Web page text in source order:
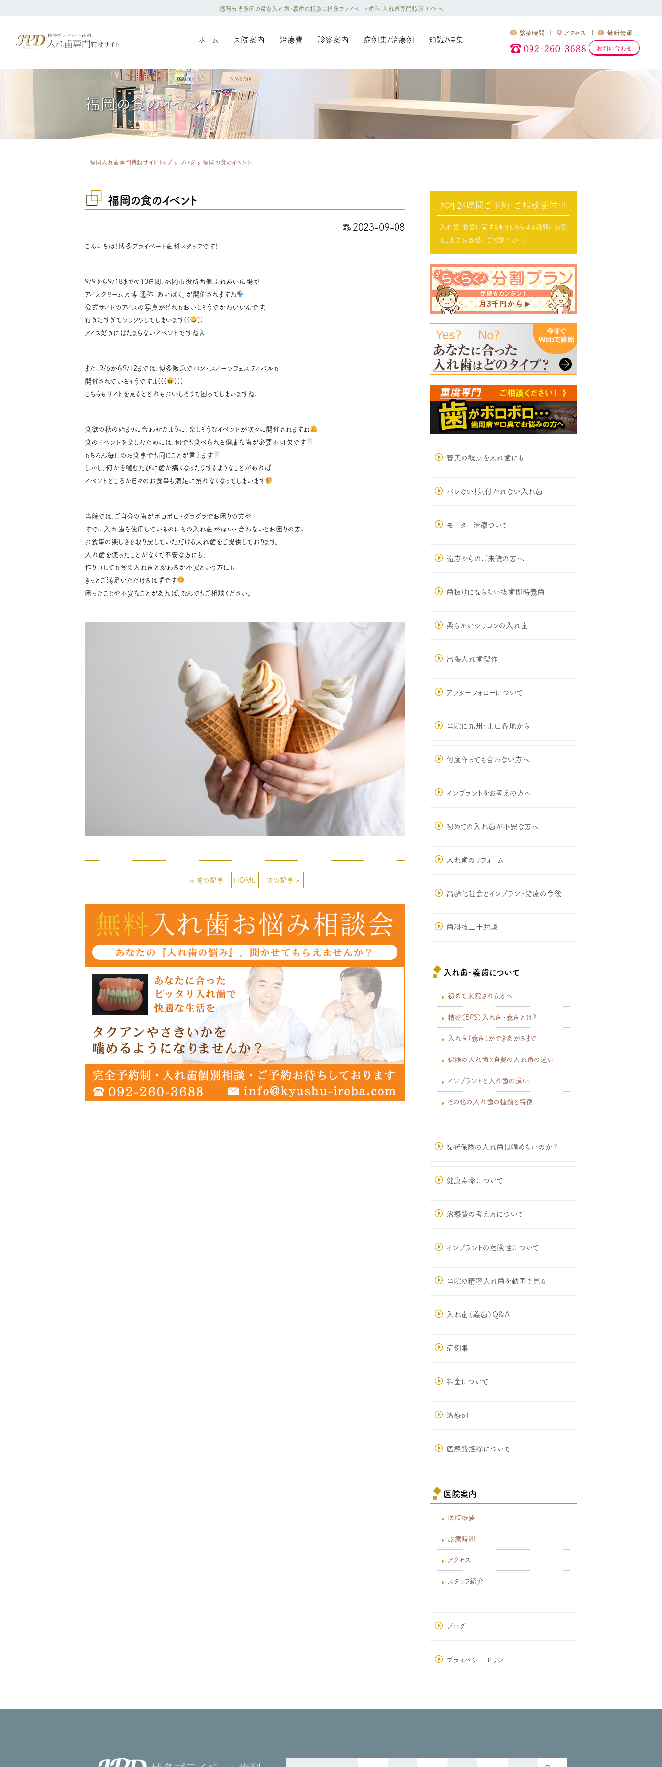
福岡市博多区の精密入れ歯・義歯の相談は博多プライベート歯科 入れ歯専門特設サイトへ
ホーム 医院案内 治療費 診察案内 症例集/治療例 知識/特集
診療時間 アクセス 最新情報
092-260-3688 お問い合わせ
福岡の食のイベント
福岡入れ歯専門特設サイト トップ > ブログ > 福岡の食のイベント
福岡の食のイベント
2023-09-08
こんにちは！博多プライベート歯科スタッフです！
9/9から9/18までの10日間、福岡市役所西側ふれあい広場で
アイスクリーム万博 通称「あいぱく」が開催されますね
公式サイトのアイスの写真がどれもおいしそうでかわいいんです。
行きたすぎてソワソワしてしまいます((
))
アイス好きにはたまらないイベントですね
また、9/6から9/12までは、博多阪急でパン・スイーツフェスティバルも
開催されているそうですよ(((
)))
こちらもサイトを見るとどれもおいしそうで困ってしまいますね。
食欲の秋の始まりに合わせたように、楽しそうなイベントが次々に開催されますね
食のイベントを楽しむためには、何でも食べられる健康な歯が必要不可欠です
もちろん毎日のお食事でも同じことが言えます
しかし、何かを噛むたびに歯が痛くなったりするようなことがあれば
イベントどころか日々のお食事も満足に摂れなくなってしまいます
当院では、ご自分の歯がボロボロ・グラグラでお困りの方や
すでに入れ歯を使用しているのにその入れ歯が痛い・合わないとお困りの方に
お食事の楽しさを取り戻していただける入れ歯をご提供しております。
入れ歯を使ったことがなくて不安な方にも、
作り直しても今の入れ歯と変わるか不安という方にも
きっとご満足いただけるはずです
困ったことや不安なことがあれば、なんでもご相談ください。
« 前の記事 HOME 次の記事 »
24時間ご予約･ご相談受付中
入れ歯･義歯に関するありとあらゆる疑問にお答
えします。お気軽にご相談下さい。
審美の観点を入れ歯にも
バレない！気付かれない入れ歯
モニター治療ついて
遠方からのご来院の方へ
歯抜けにならない抜歯即時義歯
柔らかいシリコンの入れ歯
出張入れ歯製作
アフターフォローについて
当院に九州･山口各地から
何度作っても合わない方へ
インプラントをお考えの方へ
初めての入れ歯が不安な方へ
入れ歯のリフォーム
高齢化社会とインプラント治療の今後
歯科技工士対談
入れ歯･義歯について
初めて来院される方へ
精密（BPS）入れ歯・義歯とは？
入れ歯(義歯)ができあがるまで
保険の入れ歯と自費の入れ歯の違い
インプラントと入れ歯の違い
その他の入れ歯の種類と特徴
なぜ保険の入れ歯は噛めないのか？
健康寿命について
治療費の考え方について
インプラントの危険性について
当院の精密入れ歯を動画で見る
入れ歯（義歯）Q&A
症例集
料金について
治療例
医療費控除について
医院案内
医院概要
診療時間
アクセス
スタッフ紹介
ブログ
プライバシーポリシー